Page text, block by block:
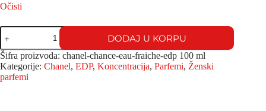
Očisti
DODAJ U KORPU
Šifra proizvoda: chanel-chance-eau-fraiche-edp 100 ml
Kategorije: Chanel, EDP, Koncentracija, Parfemi, Ženski
parfemi